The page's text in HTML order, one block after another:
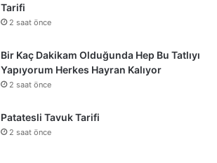
Tarifi
2 saat önce
Bir Kaç Dakikam Olduğunda Hep Bu Tatlıyı
Yapıyorum Herkes Hayran Kalıyor
2 saat önce
Patatesli Tavuk Tarifi
2 saat önce